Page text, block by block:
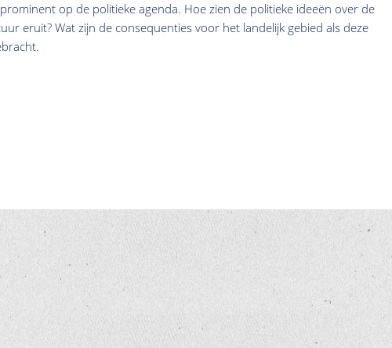
op de politieke agenda. Hoe zien de politieke ideeën over de
eruit? Wat zijn de consequenties voor het landelijk gebied als deze